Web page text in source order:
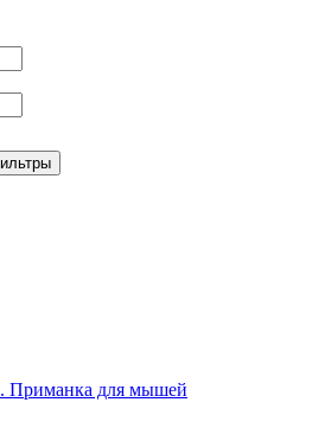
для мышей